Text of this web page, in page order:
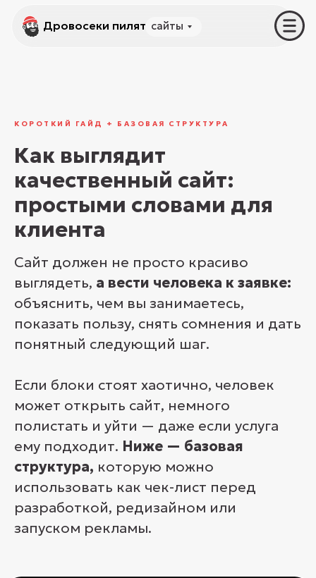
Дровосеки пилят сайты
услуги
Дровосеки пилят
КОРОТКИЙ ГАЙД + БАЗОВАЯ СТРУКТУРА
Как выглядит
качественный сайт:
простыми словами для
клиента
Сайт должен не просто красиво
выглядеть, а вести человека к заявке:
объяснить, чем вы занимаетесь,
показать пользу, снять сомнения и дать
понятный следующий шаг.
Если блоки стоят хаотично, человек
может открыть сайт, немного
полистать и уйти — даже если услуга
ему подходит. Ниже — базовая
структура, которую можно
использовать как чек-лист перед
разработкой, редизайном или
запуском рекламы.